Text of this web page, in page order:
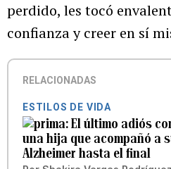
perdido, les tocó
confianza y creer en sí
RELACIONADAS
ESTILOS DE VIDA
El último adiós
una hija que acompañó a
Alzheimer hasta el final